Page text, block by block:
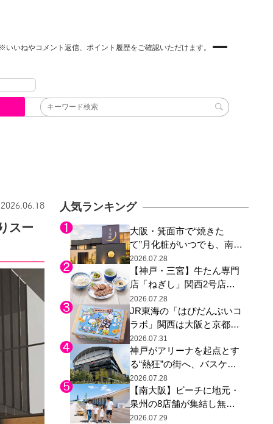
※いいねやコメント返信、ポイント履歴をご確認いただけます。
2026.06.18
スー
人気ランキング
大阪・箕面市で“焼きた
て”月化粧がいつでも、南大
阪の青木松風庵が北摂エリ
アに初進出
2026.07.28
【神戸・三宮】牛たん専門
店「ねぎし」関西2号店が
登場、ファンら「8月が待
ち遠しい」と早くから注目
2026.07.28
JR東海の「はぴだんぶいコ
ラボ」関西は大阪と京都の
み、日焼けしたポチャッコ
らサンリオキャラが描かれ
た駅弁やグッズが登場
2026.07.31
神戸がアリーナを起点とす
る“熱狂”の街へ、バスケ八
村塁ファンイベントや音楽
フェスで三宮・ウォーター
フロントを活性化
2026.07.28
【南大阪】ビーチに地元・
泉州の8店舗が集結し無料
のしらすごはん振る舞い
2026.07.29